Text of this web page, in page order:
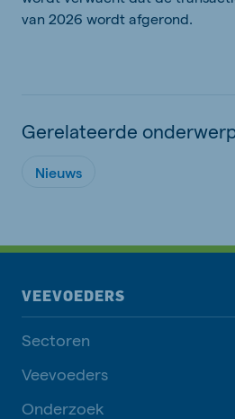
van 2026 wordt afgerond.
Gerelateerde
Nieuws
VEEVOEDERS
Sectoren
Veevoeders
Onderzoek